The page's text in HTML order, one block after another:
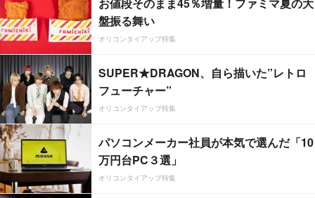
盤振る舞い
オリコンタイアップ特集
SUPER★DRAGON、自ら描いた”レトロ
フューチャー”
オリコンタイアップ特集
パソコンメーカー社員が本気で選んだ「10
万円台PC３選」
オリコンタイアップ特集